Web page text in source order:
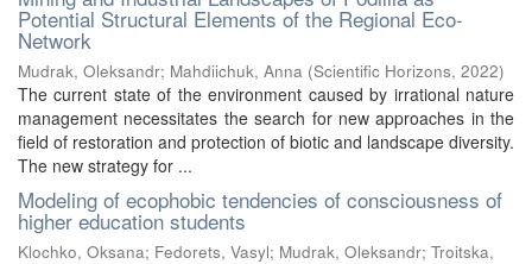
Potential Structural Elements of the Regional Eco-
Network
Mudrak, Oleksandr; Mahdiichuk, Anna (Scientific Horizons, 2022)
The current state of the environment caused by irrational nature
management necessitates the search for new approaches in the
field of restoration and protection of biotic and landscape diversity.
The new strategy for ...
Modeling of ecophobic tendencies of consciousness of
higher education students
Klochko, Oksana; Fedorets, Vasyl; Mudrak, Oleksandr; Troitska,